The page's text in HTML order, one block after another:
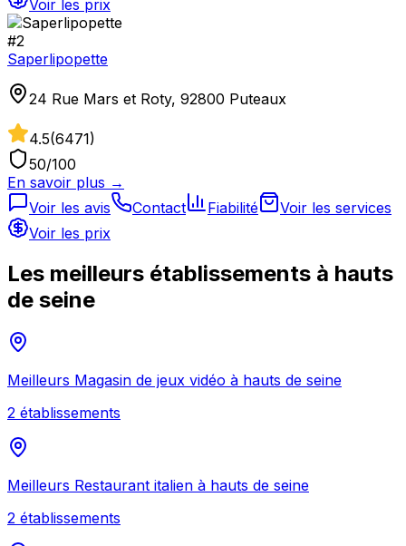
Voir les prix
#2
Saperlipopette
24 Rue Mars et Roty, 92800 Puteaux
4.5(6471)
50/100
En savoir plus →
Voir les avis
Contact Fiabilité
Voir les services
Voir les prix
Les meilleurs établissements à hauts
de seine
Meilleurs Magasin de jeux vidéo à hauts de seine
2 établissements
Meilleurs Restaurant italien à hauts de seine
2 établissements